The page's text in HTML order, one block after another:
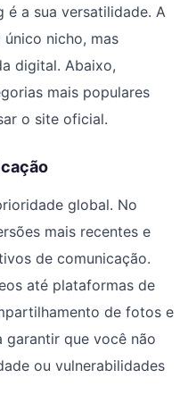
é a sua versatilidade. A
nicho, mas
digital. Abaixo,
mais populares
o site oficial.
global. No
mais recentes e
de comunicação.
até plataformas de
de fotos e
que você não
ou vulnerabilidades